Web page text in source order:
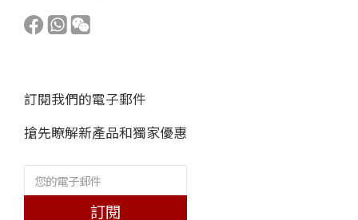
訂閱我們的電子郵件
搶先瞭解新產品和獨家優惠
訂閱